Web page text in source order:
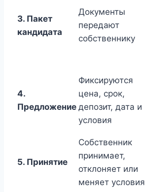
3. Пакет
кандидата
Документы
передают
собственнику
4.
Предложение
Фиксируются
цена, срок,
депозит, дата и
условия
5. Принятие
Собственник
принимает,
отклоняет или
меняет условия